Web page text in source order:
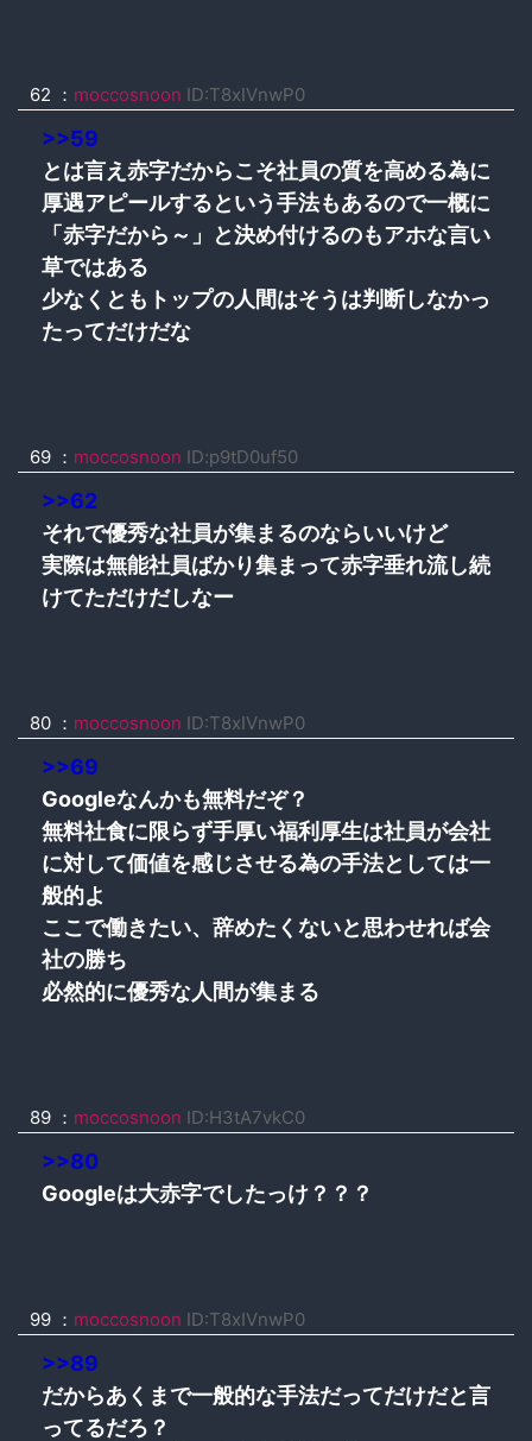
62 ： moccosnoon ID:T8xIVnwP0
>>59
とは言え赤字だからこそ社員の質を高める為に
厚遇アピールするという手法もあるので一概に
「赤字だから～」と決め付けるのもアホな言い
草ではある
少なくともトップの人間はそうは判断しなかっ
たってだけだな
69 ： moccosnoon ID:p9tD0uf50
>>62
それで優秀な社員が集まるのならいいけど
実際は無能社員ばかり集まって赤字垂れ流し続
けてただけだしなー
80 ： moccosnoon ID:T8xIVnwP0
>>69
Googleなんかも無料だぞ？
無料社食に限らず手厚い福利厚生は社員が会社
に対して価値を感じさせる為の手法としては一
般的よ
ここで働きたい、辞めたくないと思わせれば会
社の勝ち
必然的に優秀な人間が集まる
89 ： moccosnoon ID:H3tA7vkC0
>>80
Googleは大赤字でしたっけ？？？
99 ： moccosnoon ID:T8xIVnwP0
>>89
だからあくまで一般的な手法だってだけだと言
ってるだろ？